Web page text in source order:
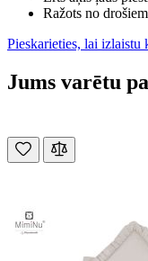
Ražots no
Pieskarieties, lai izlaistu
Jums varētu